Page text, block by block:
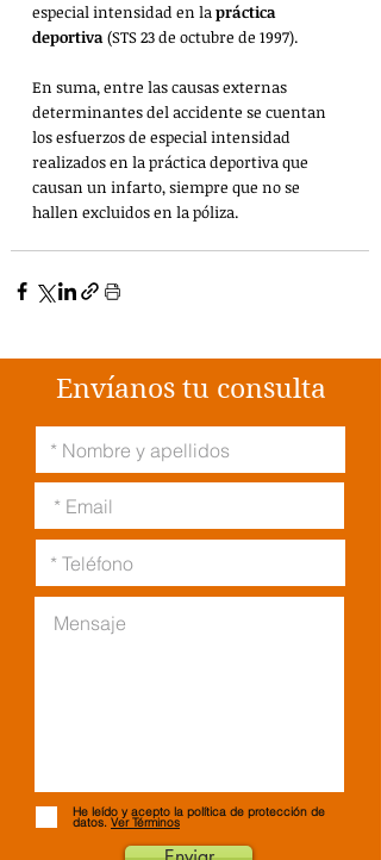
especial intensidad en la práctica
deportiva (STS 23 de octubre de 1997).
En suma, entre las causas externas
determinantes del accidente se cuentan
los esfuerzos de especial intensidad
realizados en la práctica deportiva que
causan un infarto, siempre que no se
hallen excluidos en la póliza.
Envíanos tu consulta
He leído y acepto la política de protección de
datos. Ver Términos